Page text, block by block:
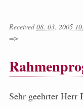
Received08. 03. 2005
=>
Sehr geehrter Herr